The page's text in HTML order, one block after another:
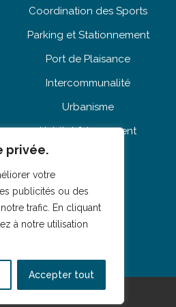
privée.
votre
publicités ou des
trafic. En cliquant
à notre utilisation
Accepter tout
Coordination des Sports
Parking et Stationnement
Port de Plaisance
Intercommunalité
Urbanisme
Habitat & Logement